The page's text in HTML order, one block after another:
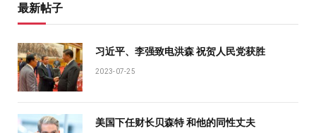
最新帖子
习近平、李强致电洪森 祝贺人民党获胜
2023-07-25
美国下任财长贝森特 和他的同性丈夫